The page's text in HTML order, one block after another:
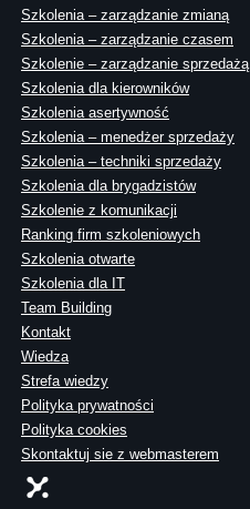
Szkolenia – zarządzanie zmianą
Szkolenia – zarządzanie czasem
Szkolenie – zarządzanie sprzedażą
Szkolenia dla kierowników
Szkolenia asertywność
Szkolenia – menedżer sprzedaży
Szkolenia – techniki sprzedaży
Szkolenia dla brygadzistów
Szkolenie z komunikacji
Ranking firm szkoleniowych
Szkolenia otwarte
Szkolenia dla IT
Team Building
Kontakt
Wiedza
Strefa wiedzy
Polityka prywatności
Polityka cookies
Skontaktuj sie z webmasterem